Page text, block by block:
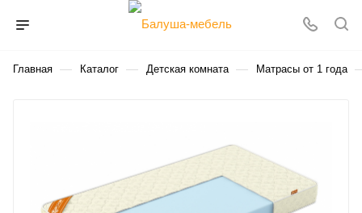
Главная — Каталог — Детская комната — Матрасы от 1 года